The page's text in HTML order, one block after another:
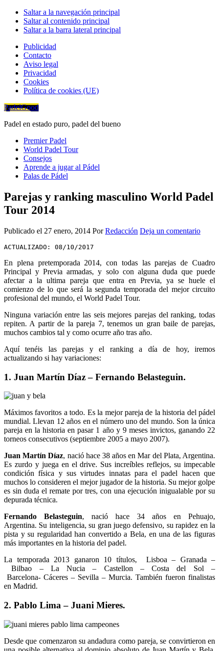
Saltar a la navegación principal
Saltar al contenido principal
Saltar a la barra lateral principal
Publicidad
Contacto
Aviso legal
Privacidad
Cookies
Política de cookies (UE)
PadelGood
Padel en estado puro, padel del bueno
Premier Padel
World Padel Tour
Consejos
Aprende a jugar al Pádel
Palas de Pádel
Parejas y ranking masculino World Padel
Tour 2014
Publicado el 27 enero, 2014 PorRedacción Deja un comentario
ACTUALIZADO: 08/10/2017
En plena pretemporada 2014, con todas las parejas de Cuadro
Principal y Previa armadas, y solo con alguna duda que puede
afectar a la ultima pareja que entra en Previa, ya se huele el
comienzo de lo que será la segunda temporada del mejor circuito
profesional del mundo, el World Padel Tour.
Ninguna variación entre las seis mejores parejas del ranking, todas
repiten. A partir de la pareja 7, tenemos un gran baile de parejas,
muchos cambios tal y como ocurre año tras año.
Aquí tenéis las parejas y el ranking a día de hoy, iremos
actualizando si hay variaciones:
1. Juan Martín Díaz – Fernando Belasteguin.
Máximos favoritos a todo. Es la mejor pareja de la historia del pádel
mundial. Llevan 12 años en el número uno del mundo. Son la única
pareja en la historia en pasar 1 año y 9 meses invictos, ganando 22
torneos consecutivos (septiembre 2005 a mayo 2007).
Juan Martín Díaz, nació hace 38 años en Mar del Plata, Argentina.
Es zurdo y juega en el drive. Sus increíbles reflejos, su impecable
condición física y sus virtudes innatas para el padel hacen que
muchos lo consideren el mejor jugador de la historia. Su mejor golpe
es sin duda el remate por tres, con una ejecución inigualable por su
depurada técnica.
Fernando Belasteguin, nació hace 34 años en Pehuajo,
Argentina. Su inteligencia, su gran juego defensivo, su rapidez en la
pista y su regularidad han convertido a Bela, en una de las figuras
más importantes en la historia del padel.
La temporada 2013 ganaron 10 títulos, Lisboa – Granada –
Bilbao – La Nucia – Castellon – Costa del Sol –
Barcelona- Cáceres – Sevilla – Murcia. También fueron finalistas
en Madrid.
2. Pablo Lima – Juani Mieres.
Desde que comenzaron su andadura como pareja, se convirtieron en